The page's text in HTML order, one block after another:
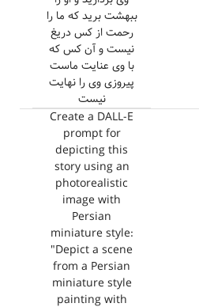
ببهشت برید که ما را
رحمت از کس دریغ
نیست و آن کس که
با وی عنایت ماست
پیروزی وی را نهایت
نیست
Create a DALL-E
prompt for
depicting this
story using an
photorealistic
image with
Persian
miniature style:
"Depict a scene
from a Persian
miniature style
painting with